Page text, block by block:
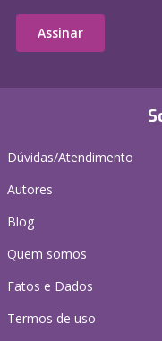
Dúvidas/Atendimento
Autores
Blog
Quem somos
Fatos e Dados
Termos de uso
Assinar